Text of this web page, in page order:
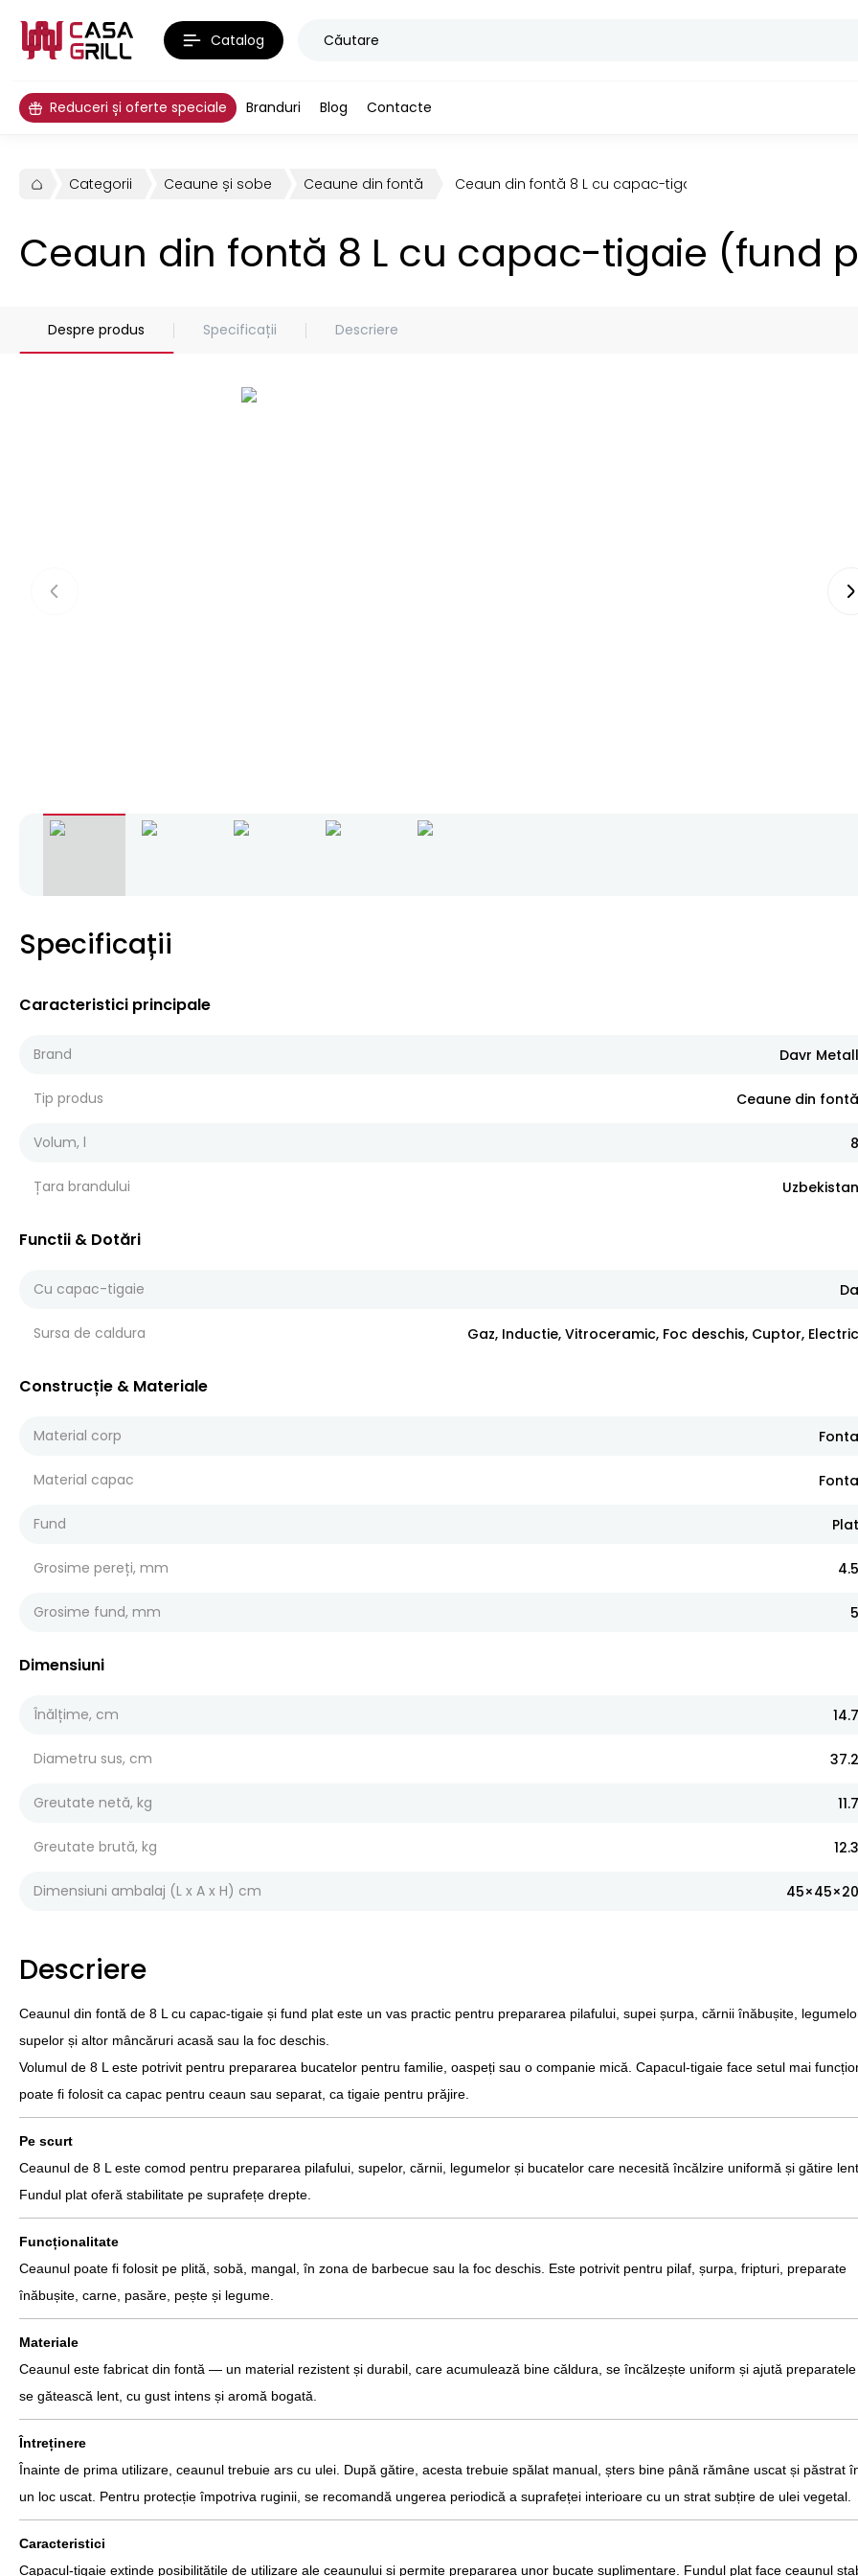
Catalog
Reduceri și oferte speciale Branduri Blog Contacte
Categorii Ceaune și sobe Ceaune din fontă Ceaun din fontă 8 L cu capac-tigaie (fund plat)
Ceaun din fontă 8 L cu capac-tigaie (fund
Despre produs Specificații Descriere
Specificații
Caracteristici principale
Brand Davr Metall
Tip produs Ceaune din fontă
Volum, l 8
Țara brandului Uzbekistan
Functii & Dotări
Cu capac-tigaie Da
Sursa de caldura Gaz, Inductie, Vitroceramic, Foc deschis, Cuptor, Electric
Construcție & Materiale
Material corp Fonta
Material capac Fonta
Fund Plat
Grosime pereți, mm 4.5
Grosime fund, mm 5
Dimensiuni
Înălțime, cm 14.7
Diametru sus, cm 37.2
Greutate netă, kg 11.7
Greutate brută, kg 12.3
Dimensiuni ambalaj (L x A x H) cm 45×45×20
Descriere
Ceaunul din fontă de 8 L cu capac-tigaie și fund plat este un vas practic pentru prepararea pilafului, supei șurpa, cărnii înăbușite,
supelor și altor mâncăruri acasă sau la foc deschis.
Volumul de 8 L este potrivit pentru prepararea bucatelor pentru familie, oaspeți sau o companie mică. Capacul-tigaie face setul mai
poate fi folosit ca capac pentru ceaun sau separat, ca tigaie pentru prăjire.
Pe scurt
Ceaunul de 8 L este comod pentru prepararea pilafului, supelor, cărnii, legumelor și bucatelor care necesită încălzire uniformă și gătire
Fundul plat oferă stabilitate pe suprafețe drepte.
Funcționalitate
Ceaunul poate fi folosit pe plită, sobă, mangal, în zona de barbecue sau la foc deschis. Este potrivit pentru pilaf, șurpa, fripturi, preparate
înăbușite, carne, pasăre, pește și legume.
Materiale
Ceaunul este fabricat din fontă — un material rezistent și durabil, care acumulează bine căldura, se încălzește uniform și ajută preparatele
se gătească lent, cu gust intens și aromă bogată.
Întreținere
Înainte de prima utilizare, ceaunul trebuie ars cu ulei. După gătire, acesta trebuie spălat manual, șters bine până rămâne uscat și păstrat
un loc uscat. Pentru protecție împotriva ruginii, se recomandă ungerea periodică a suprafeței interioare cu un strat subțire de ulei vegetal.
Caracteristici
Capacul-tigaie extinde posibilitățile de utilizare ale ceaunului și permite prepararea unor bucate suplimentare. Fundul plat face ceaunul